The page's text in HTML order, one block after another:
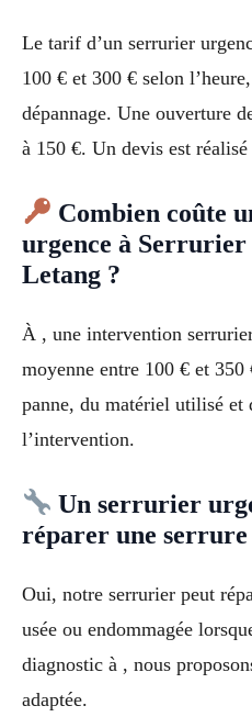
Le tarif d’un serrurier
100 € et 300 € selon
dépannage. Une ouverture
à 150 €. Un devis est réalisé
Combien coûte
urgence à
Letang ?
À , une intervention
moyenne entre 100 € et
panne, du matériel utilisé et
l’intervention.
Un serrurier
réparer une serrure
Oui, notre serrurier peut
usée ou endommagée
diagnostic à , nous
adaptée.